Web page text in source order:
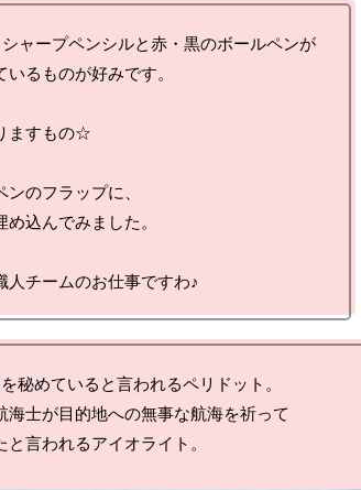
ャープペンシルと赤・黒のボールペンが
るものが好みです。
ますもの☆
のフラップに、
め込んでみました。
秘めていると言われるペリドット。
海士が目的地への無事な航海を祈って
言われるアイオライト。